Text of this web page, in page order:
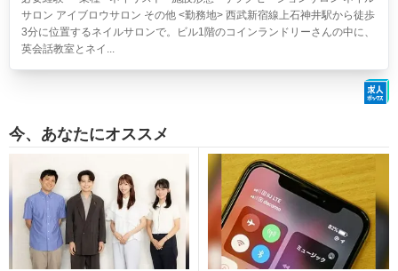
サロン アイブロウサロン その他 <勤務地> 西武新宿線上石神井駅から徒歩
3分に位置するネイルサロンで。ビル1階のコインランドリーさんの中に、
英会話教室とネイ...
今、あなたにオススメ